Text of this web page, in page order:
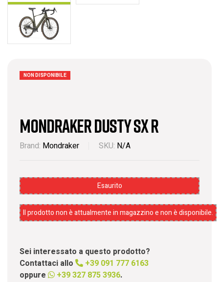
NON DISPONIBILE
Mondraker DUSTY SX R
Brand: Mondraker SKU: N/A
Esaurito
Il prodotto non è attualmente in magazzino e non è disponibile.
Sei interessato a questo prodotto?
Contattaci allo
+39 091 777 6163
oppure
+39 327 875 3936.